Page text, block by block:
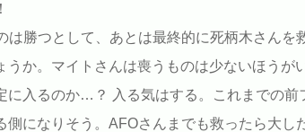
は勝つとして、あとは最終的に死柄木さんを
うか。マイトさんは喪うものは少ないほうが
に入るのか…？ 入る気はする。これまでの前
側になりそう。AFOさんまでも救ったら大し